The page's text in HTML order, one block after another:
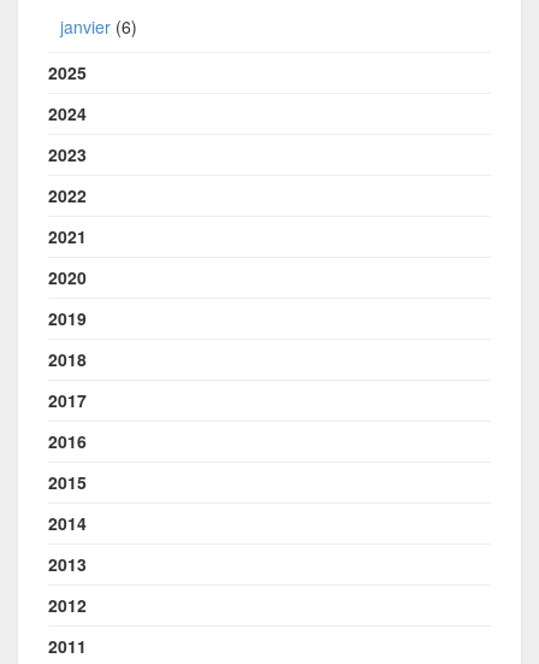
janvier (6)
2025
2024
2023
2022
2021
2020
2019
2018
2017
2016
2015
2014
2013
2012
2011